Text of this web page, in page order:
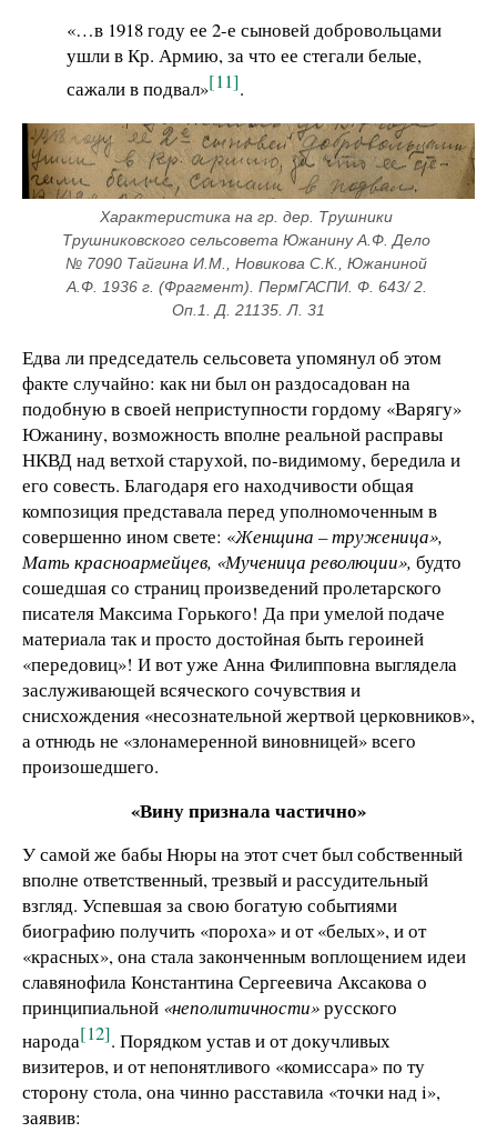
«…в 1918 году ее 2-е сыновей добровольцами
ушли в Кр. Армию, за что ее стегали белые,
сажали в подвал»[11].
Характеристика на гр. дер. Трушники
Трушниковского сельсовета Южанину А.Ф. Дело
№ 7090 Тайгина И.М., Новикова С.К., Южаниной
А.Ф. 1936 г. (Фрагмент). ПермГАСПИ. Ф. 643/ 2.
Оп.1. Д. 21135. Л. 31
Едва ли председатель сельсовета упомянул об этом
факте случайно: как ни был он раздосадован на
подобную в своей неприступности гордому «Варягу»
Южанину, возможность вполне реальной расправы
НКВД над ветхой старухой, по-видимому, бередила и
его совесть. Благодаря его находчивости общая
композиция представала перед уполномоченным в
совершенно ином свете: «Женщина – труженица»,
Мать красноармейцев, «Мученица революции», будто
сошедшая со страниц произведений пролетарского
писателя Максима Горького! Да при умелой подаче
материала так и просто достойная быть героиней
«передовиц»! И вот уже Анна Филипповна выглядела
заслуживающей всяческого сочувствия и
снисхождения «несознательной жертвой церковников»,
а отнюдь не «злонамеренной виновницей» всего
произошедшего.
«Вину признала частично»
У самой же бабы Нюры на этот счет был собственный
вполне ответственный, трезвый и рассудительный
взгляд. Успевшая за свою богатую событиями
биографию получить «пороха» и от «белых», и от
«красных», она стала законченным воплощением идеи
славянофила Константина Сергеевича Аксакова о
принципиальной «неполитичности»русского
народа[12]. Порядком устав и от докучливых
визитеров, и от непонятливого «комиссара» по ту
сторону стола, она чинно расставила «точки над i»,
заявив: